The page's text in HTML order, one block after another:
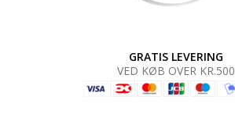
GRATIS LEVERING
VED KØB OVER KR.500